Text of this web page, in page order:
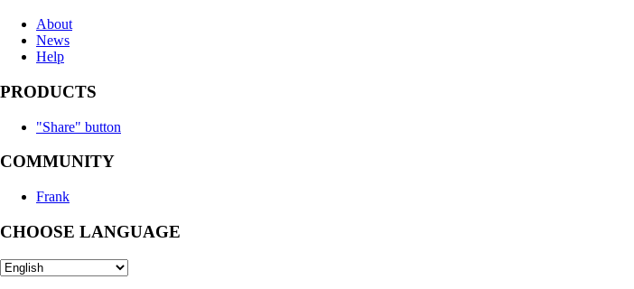
About
News
Help
PRODUCTS
"Share" button
COMMUNITY
Frank
CHOOSE LANGUAGE